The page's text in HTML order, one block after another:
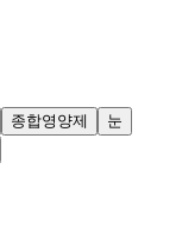
종합영양제
눈